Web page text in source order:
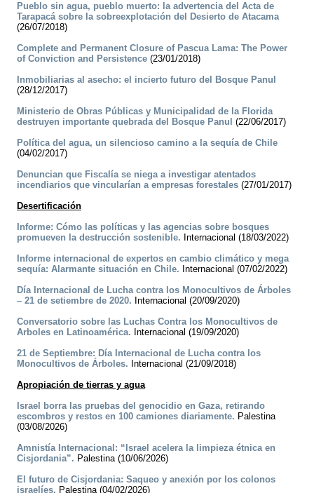
Pueblo sin agua, pueblo muerto: la advertencia del Acta de
Tarapacá sobre la sobreexplotación del Desierto de Atacama
(26/07/2018)
Complete and Permanent Closure of Pascua Lama: The Power
of Conviction and Persistence (23/01/2018)
Inmobiliarias al asecho: el incierto futuro del Bosque Panul
(28/12/2017)
Ministerio de Obras Públicas y Municipalidad de la Florida
destruyen importante quebrada del Bosque Panul (22/06/2017)
Política del agua, un silencioso camino a la sequía de Chile
(04/02/2017)
Denuncian que Fiscalía se niega a investigar atentados
incendiarios que vincularían a empresas forestales (27/01/2017)
Desertificación
Informe: Cómo las políticas y las agencias sobre bosques
promueven la destrucción sostenible. Internacional (18/03/2022)
Informe internacional de expertos en cambio climático y mega
sequía: Alarmante situación en Chile. Internacional (07/02/2022)
Día Internacional de Lucha contra los Monocultivos de Árboles
– 21 de setiembre de 2020. Internacional (20/09/2020)
Conversatorio sobre las Luchas Contra los Monocultivos de
Arboles en Latinoamérica. Internacional (19/09/2020)
21 de Septiembre: Día Internacional de Lucha contra los
Monocultivos de Árboles. Internacional (21/09/2018)
Apropiación de tierras y agua
Israel borra las pruebas del genocidio en Gaza, retirando
escombros y restos en 100 camiones diariamente. Palestina
(03/08/2026)
Amnistía Internacional: “Israel acelera la limpieza étnica en
Cisjordania”. Palestina (10/06/2026)
El futuro de Cisjordania: Saqueo y anexión por los colonos
israelíes. Palestina (04/02/2026)